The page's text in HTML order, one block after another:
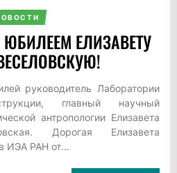
ЕЛИЗАВЕТУ
руководитель Лаборатории
главный научный
антропологии Елизавета
Дорогая Елизавета
ИЭА РАН от...